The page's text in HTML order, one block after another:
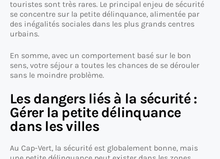
touristes sont très rares. Le principal enjeu de sécurité
se concentre sur la petite délinquance, alimentée par
des inégalités sociales dans les plus grands centres
urbains.
En somme, avec un comportement basé sur le bon
sens, votre séjour a toutes les chances de se dérouler
sans le moindre problème.
Les dangers liés à la sécurité :
Gérer la petite délinquance
dans les villes
Au Cap-Vert, la sécurité est globalement bonne, mais